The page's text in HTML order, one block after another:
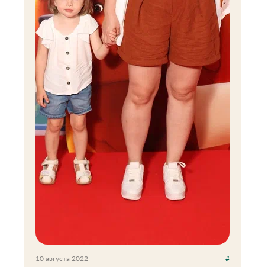
10 августа 2022 #